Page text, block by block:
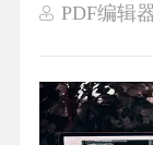
PDF编辑